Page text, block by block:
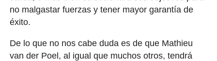
no malgastar fuerzas y tener mayor garantía de
éxito.
De lo que no nos cabe duda es de que Mathieu
van der Poel, al igual que muchos otros, tendrá